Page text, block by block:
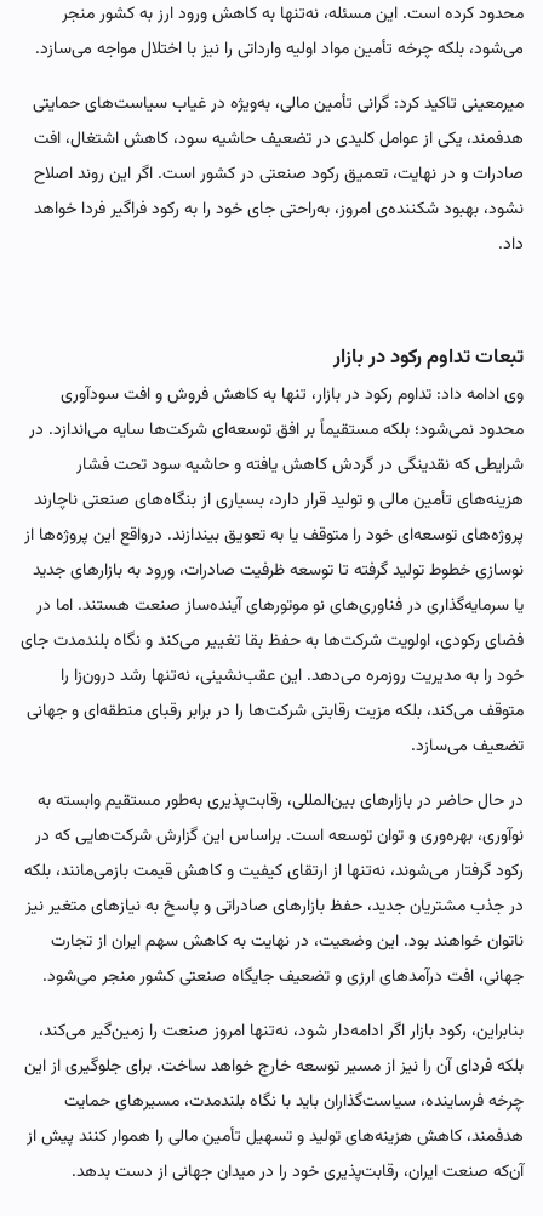
محدود کرده است. این مسئله، نه‌تنها به کاهش ورود ارز به کشور منجر
می‌شود، بلکه چرخه تأمین مواد اولیه وارداتی را نیز با اختلال مواجه می‌سازد.
میرمعینی تاکید کرد: گرانی تأمین مالی، به‌ویژه در غیاب سیاست‌های حمایتی
هدفمند، یکی از عوامل کلیدی در تضعیف حاشیه سود، کاهش اشتغال، افت
صادرات و در نهایت، تعمیق رکود صنعتی در کشور است. اگر این روند اصلاح
نشود، بهبود شکننده‌ی امروز، به‌راحتی جای خود را به رکود فراگیر فردا خواهد
داد.
تبعات تداوم رکود در بازار
وی ادامه داد: تداوم رکود در بازار، تنها به کاهش فروش و افت سودآوری
محدود نمی‌شود؛ بلکه مستقیماً بر افق توسعه‌ای شرکت‌ها سایه می‌اندازد. در
شرایطی که نقدینگی در گردش کاهش یافته و حاشیه سود تحت فشار
هزینه‌های تأمین مالی و تولید قرار دارد، بسیاری از بنگاه‌های صنعتی ناچارند
پروژه‌های توسعه‌ای خود را متوقف یا به تعویق بیندازند. درواقع این پروژه‌ها از
نوسازی خطوط تولید گرفته تا توسعه ظرفیت صادرات، ورود به بازارهای جدید
یا سرمایه‌گذاری در فناوری‌های نو موتورهای آینده‌ساز صنعت هستند. اما در
فضای رکودی، اولویت شرکت‌ها به حفظ بقا تغییر می‌کند و نگاه بلندمدت جای
خود را به مدیریت روزمره می‌دهد. این عقب‌نشینی، نه‌تنها رشد درون‌زا را
متوقف می‌کند، بلکه مزیت رقابتی شرکت‌ها را در برابر رقبای منطقه‌ای و جهانی
تضعیف می‌سازد.
در حال حاضر در بازارهای بین‌المللی، رقابت‌پذیری به‌طور مستقیم وابسته به
نوآوری، بهره‌وری و توان توسعه است. براساس این گزارش شرکت‌هایی که در
رکود گرفتار می‌شوند، نه‌تنها از ارتقای کیفیت و کاهش قیمت بازمی‌مانند، بلکه
در جذب مشتریان جدید، حفظ بازارهای صادراتی و پاسخ به نیازهای متغیر نیز
ناتوان خواهند بود. این وضعیت، در نهایت به کاهش سهم ایران از تجارت
جهانی، افت درآمدهای ارزی و تضعیف جایگاه صنعتی کشور منجر می‌شود.
بنابراین، رکود بازار اگر ادامه‌دار شود، نه‌تنها امروز صنعت را زمین‌گیر می‌کند،
بلکه فردای آن را نیز از مسیر توسعه خارج خواهد ساخت. برای جلوگیری از این
چرخه فرساینده، سیاست‌گذاران باید با نگاه بلندمدت، مسیرهای حمایت
هدفمند، کاهش هزینه‌های تولید و تسهیل تأمین مالی را هموار کنند پیش از
آن‌که صنعت ایران، رقابت‌پذیری خود را در میدان جهانی از دست بدهد.